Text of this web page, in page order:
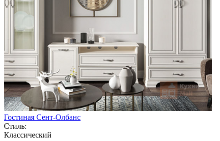
Гостиная Сент-Олбанс
Стиль:
Классический